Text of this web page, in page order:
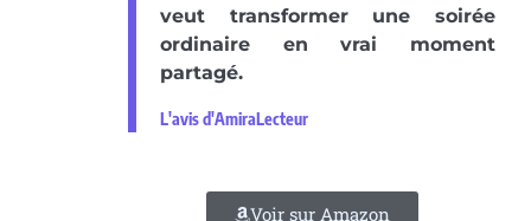
veut transformer une soirée
ordinaire en vrai moment
partagé.
L'avis d'AmiraLecteur
Voir sur Amazon